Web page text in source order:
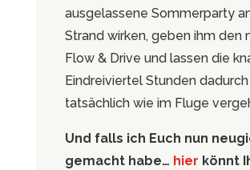
ausgelassene Sommerparty
Strand wirken, geben ihm den
Flow & Drive und lassen die
Eindreiviertel Stunden dadurch
tatsächlich wie im Fluge
Und falls ich Euch nun
gemacht habe… hier könnt